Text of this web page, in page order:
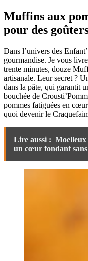
Muffins aux
pour des
Dans l’univers des
gourmandise. Je vous
trente minutes, douze
artisanale. Leur secret ?
dans la pâte, qui garantit
bouchée de
pommes fatiguées en
quoi devenir le
Lire aussi : Moelleux
un cœur fondant